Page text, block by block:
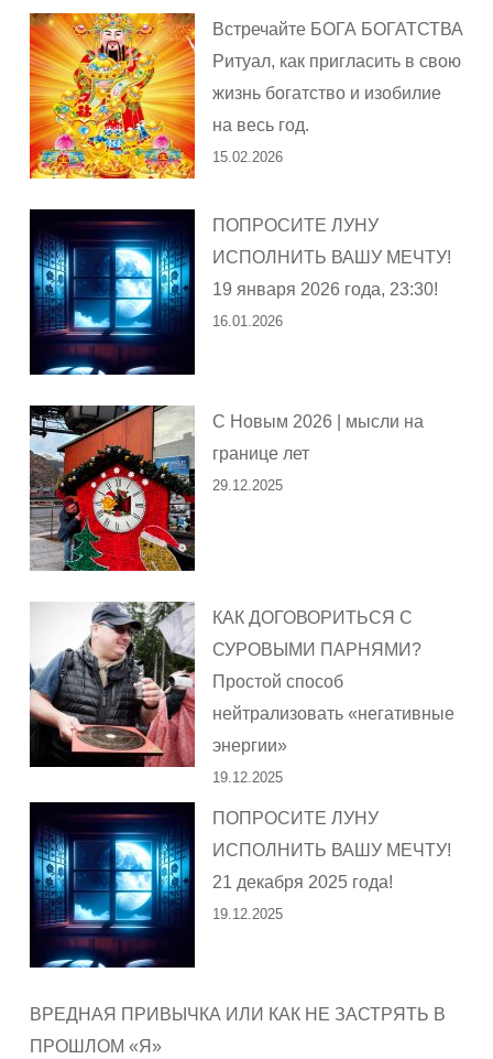
Встречайте БОГА БОГАТСТВА
Ритуал, как пригласить в свою
жизнь богатство и изобилие
на весь год.
15.02.2026
ПОПРОСИТЕ ЛУНУ
ИСПОЛНИТЬ ВАШУ МЕЧТУ!
19 января 2026 года, 23:30!
16.01.2026
С Новым 2026 | мысли на
границе лет
29.12.2025
КАК ДОГОВОРИТЬСЯ С
СУРОВЫМИ ПАРНЯМИ?
Простой способ
нейтрализовать «негативные
энергии»
19.12.2025
ПОПРОСИТЕ ЛУНУ
ИСПОЛНИТЬ ВАШУ МЕЧТУ!
21 декабря 2025 года!
19.12.2025
ВРЕДНАЯ ПРИВЫЧКА ИЛИ КАК НЕ ЗАСТРЯТЬ В
ПРОШЛОМ «Я»